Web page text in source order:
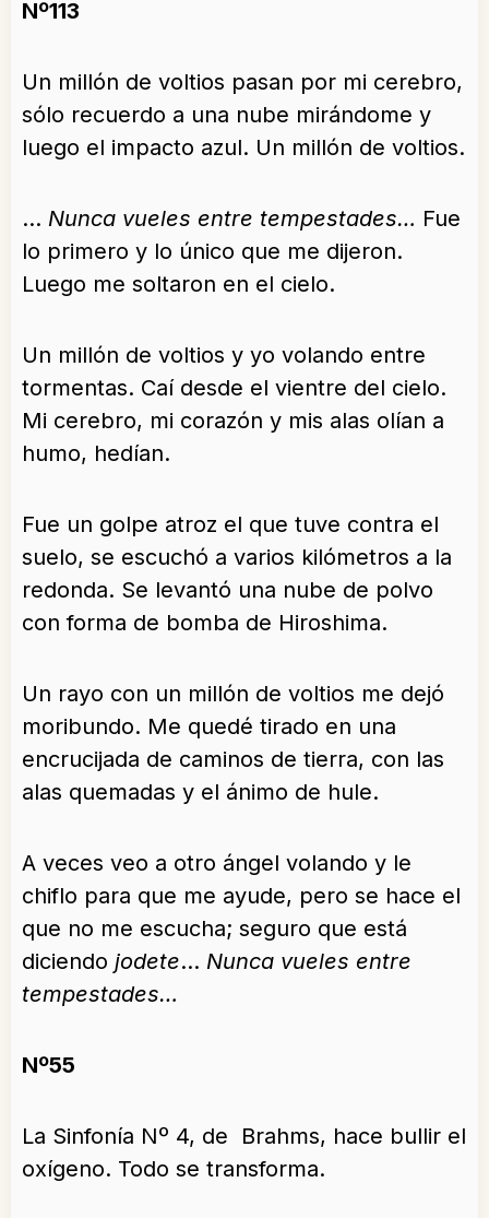
Nº113
Un millón de voltios pasan por mi cerebro,
sólo recuerdo a una nube mirándome y
luego el impacto azul. Un millón de voltios.
… Nunca vueles entre tempestades… Fue
lo primero y lo único que me dijeron.
Luego me soltaron en el cielo.
Un millón de voltios y yo volando entre
tormentas. Caí desde el vientre del cielo.
Mi cerebro, mi corazón y mis alas olían a
humo, hedían.
Fue un golpe atroz el que tuve contra el
suelo, se escuchó a varios kilómetros a la
redonda. Se levantó una nube de polvo
con forma de bomba de Hiroshima.
Un rayo con un millón de voltios me dejó
moribundo. Me quedé tirado en una
encrucijada de caminos de tierra, con las
alas quemadas y el ánimo de hule.
A veces veo a otro ángel volando y le
chiflo para que me ayude, pero se hace el
que no me escucha; seguro que está
diciendo jodete… Nunca vueles entre
tempestades…
Nº55
La Sinfonía Nº 4, de Brahms, hace bullir el
oxígeno. Todo se transforma.